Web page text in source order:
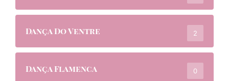
Dança Do Ventre 2
Dança Flamenca 0